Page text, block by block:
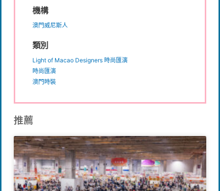
機構
澳門威尼斯人
類別
Light of Macao Designers 時尚匯演
時尚匯演
澳門時裝
推薦